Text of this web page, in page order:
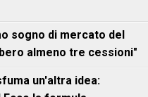
sogno di mercato del
almeno tre cessioni"
un'altra idea: